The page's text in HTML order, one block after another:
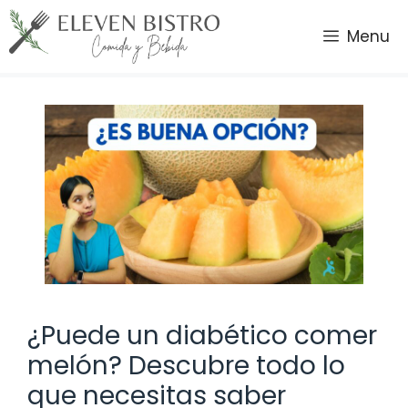
Saltar
al
contenido
Menu
¿Puede un diabético comer
melón? Descubre todo lo
que necesitas saber